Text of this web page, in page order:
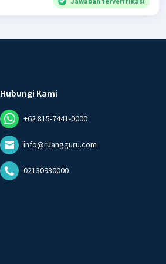
Hubungi Kami
+62 815-7441-0000
info@ruangguru.com
02130930000